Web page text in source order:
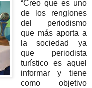
“Creo que es uno
de los renglones
del periodismo
que más aporta a
la sociedad ya
que periodista
turístico es aquel
informar y tiene
como objetivo